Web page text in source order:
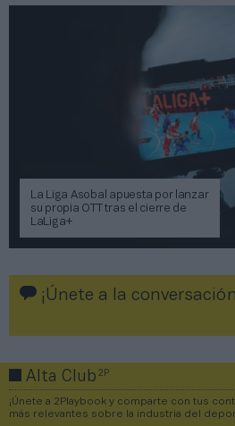
La Liga Asobal apuesta por lanzar
su propia OTT tras el cierre de
LaLiga+
¡Únete a la
Alta Club2P
¡Únete a 2Playbook y comparte con tus
más relevantes sobre la industria del